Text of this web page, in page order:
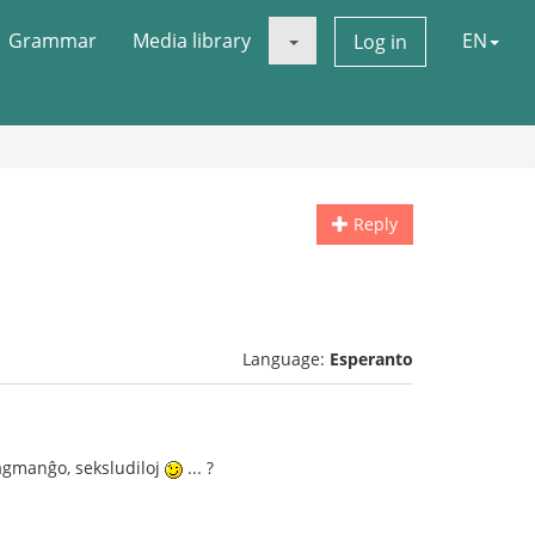
Grammar Media library Log in EN
Reply
Language: Esperanto
seksludiloj ... ?